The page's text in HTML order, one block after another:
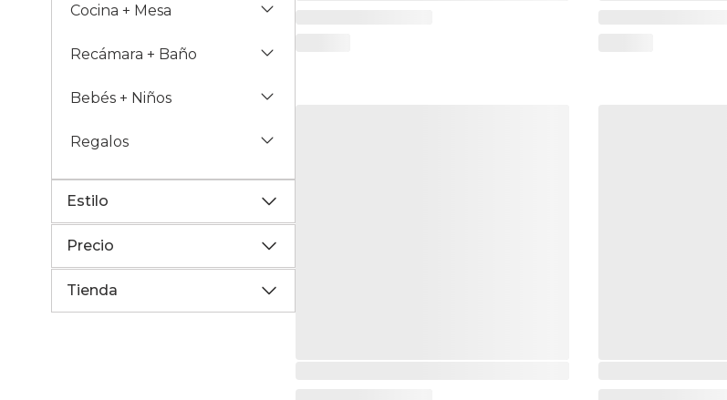
Cocina + Mesa
Recámara + Baño
Bebés + Niños
Regalos
Estilo
Precio
Tienda